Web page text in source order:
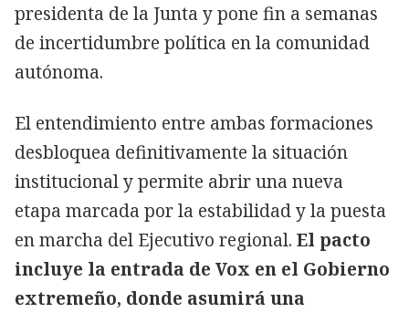
presidenta de la Junta y pone fin a semanas
de incertidumbre política en la comunidad
autónoma.
El entendimiento entre ambas formaciones
desbloquea definitivamente la situación
institucional y permite abrir una nueva
etapa marcada por la estabilidad y la puesta
en marcha del Ejecutivo regional. El pacto
incluye la entrada de Vox en el Gobierno
extremeño, donde asumirá una